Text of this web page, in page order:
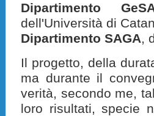
Dipartimento
dell'Università di
Dipartimento SAGA,
Il progetto, della
ma durante il
verità, secondo me,
loro risultati, specie